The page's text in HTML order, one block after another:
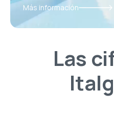
Más información
Las